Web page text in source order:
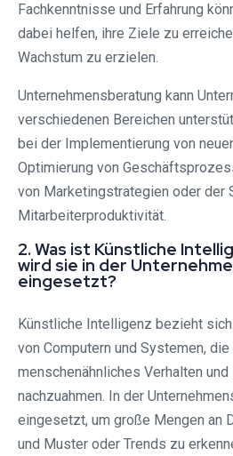
Fachkenntnisse und Erfahrung
dabei helfen, ihre Ziele zu
Wachstum zu erzielen.
Unternehmensberatung kann
verschiedenen Bereichen
bei der Implementierung von
Optimierung von
von Marketingstrategien oder der
Mitarbeiterproduktivität.
2. Was ist Künstliche
wird sie in der
eingesetzt?
Künstliche Intelligenz bezieht
von Computern und Systemen,
menschenähnliches Verhalten
nachzuahmen. In der
eingesetzt, um große Mengen an
und Muster oder Trends zu